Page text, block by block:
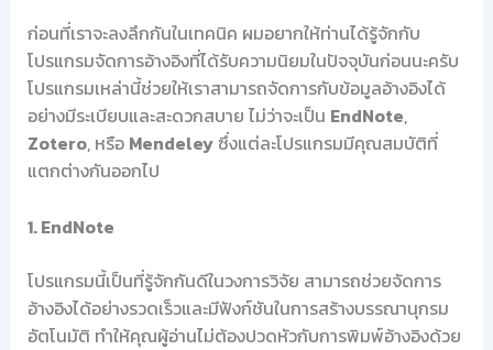
ก่อนที่เราจะลงลึกกันในเทคนิค ผมอยากให้ท่านได้รู้จักกับ
โปรแกรมจัดการอ้างอิงที่ได้รับความนิยมในปัจจุบันก่อนนะครับ
โปรแกรมเหล่านี้ช่วยให้เราสามารถจัดการกับข้อมูลอ้างอิงได้
อย่างมีระเบียบและสะดวกสบาย ไม่ว่าจะเป็น EndNote,
Zotero, หรือ Mendeleyซึ่งแต่ละโปรแกรมมีคุณสมบัติที่
แตกต่างกันออกไป
1. EndNote
โปรแกรมนี้เป็นที่รู้จักกันดีในวงการวิจัย สามารถช่วยจัดการ
อ้างอิงได้อย่างรวดเร็วและมีฟังก์ชันในการสร้างบรรณานุกรม
อัตโนมัติ ทำให้คุณผู้อ่านไม่ต้องปวดหัวกับการพิมพ์อ้างอิงด้วย